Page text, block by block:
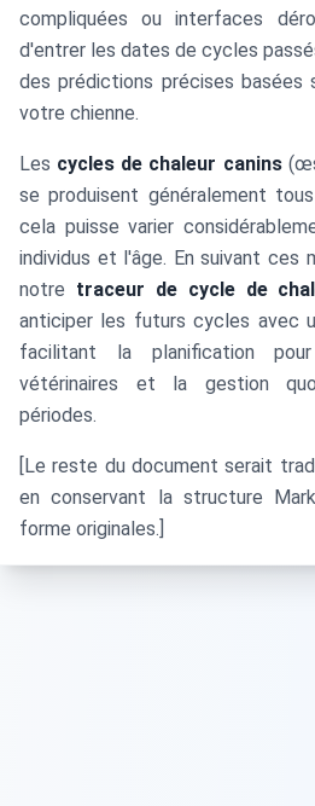
compliquées ou interfaces
d'entrer les dates de cycles
des prédictions précises basées
votre chienne.
Les cycles de chaleur canins
se produisent généralement
cela puisse varier
individus et l'âge. En suivant ces
notre traceur de cycle de
anticiper les futurs cycles avec
facilitant la planification
vétérinaires et la gestion
périodes.
[Le reste du document serait
en conservant la structure
forme originales.]